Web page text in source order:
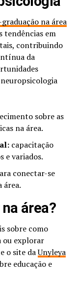
na área
tendências em
contribuindo
da
sobre as
na área.
capacitação
e variados.
conectar-se
área.
área?
sobre como
ou explorar
o site daUnyleya
educação e